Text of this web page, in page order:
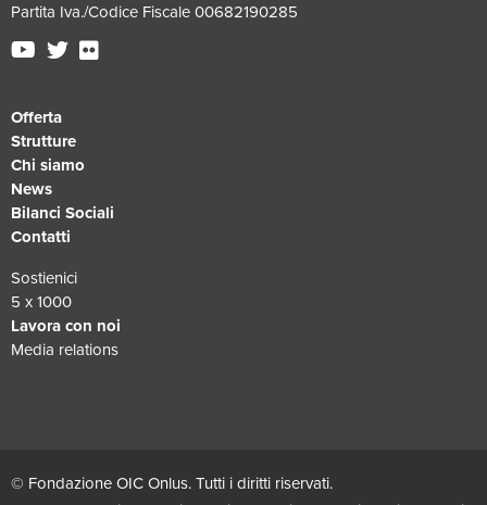
Partita Iva./Codice Fiscale 00682190285
Offerta
Strutture
Chi siamo
News
Bilanci Sociali
Contatti
Sostienici
5 x 1000
Lavora con noi
Media relations
© Fondazione OIC Onlus. Tutti i diritti riservati.